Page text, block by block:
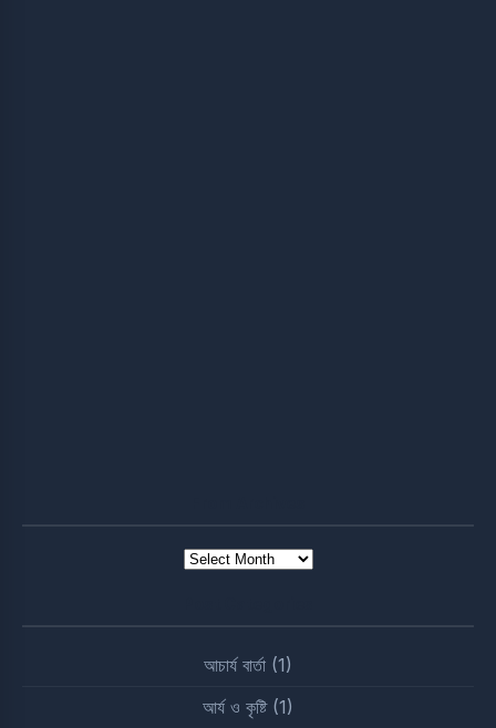
From
আচার্য বার্তা (1)
আর্য ও কৃষ্টি(1)